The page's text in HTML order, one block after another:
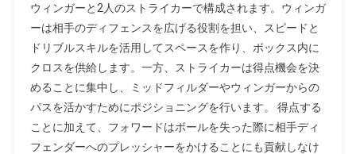
ウィンガーと2人のストライカーで構成されます。ウィンガ
ーは相手のディフェンスを広げる役割を担い、スピードと
ドリブルスキルを活用してスペースを作り、ボックス内に
クロスを供給します。一方、ストライカーは得点機会を決
めることに集中し、ミッドフィルダーやウィンガーからの
パスを活かすためにポジショニングを行います。 得点する
ことに加えて、フォワードはボールを失った際に相手ディ
フェンダーへのプレッシャーをかけることにも貢献しなけ